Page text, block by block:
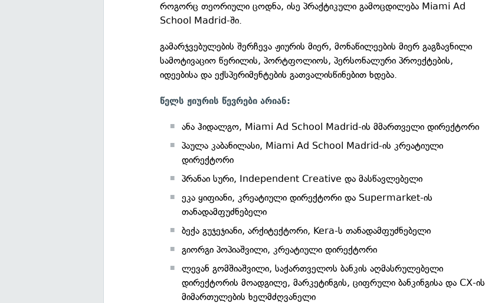
როგორც თეორიული ცოდნა, ისე პრაქტიკული გამოცდილება Miami Ad
School Madrid-ში.
გამარჯვებულების შერჩევა ჟიურის მიერ, მონაწილეების მიერ გაგზავნილი
სამოტივაციო წერილის, პორტფოლიოს, პერსონალური პროექტების,
იდეებისა და ექსპერიმენტების გათვალისწინებით ხდება.
წელს ჟიურის წევრები არიან:
ანა ჰიდალგო, Miami Ad School Madrid-ის მმართველი დირექტორი
პაულა კაბანილასი, Miami Ad School Madrid-ის კრეატიული
დირექტორი
პრანაი სური, Independent Creative და მასწავლებელი
ეკა ყიფიანი, კრეატიული დირექტორი და Supermarket-ის
თანადამფუძნებელი
ბექა გუჯეჯიანი, არქიტექტორი, Kera-ს თანადამფუძნებელი
გიორგი პოპიაშვილი, კრეატიული დირექტორი
ლევან გომშიაშვილი, საქართველოს ბანკის აღმასრულებელი
დირექტორის მოადგილე, მარკეტინგის, ციფრული ბანკინგისა და CX-ის
მიმართულების ხელმძღვანელი